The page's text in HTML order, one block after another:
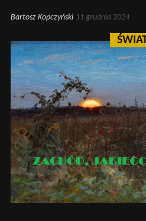
Bartosz Kopczyński 11 grudnia 2024